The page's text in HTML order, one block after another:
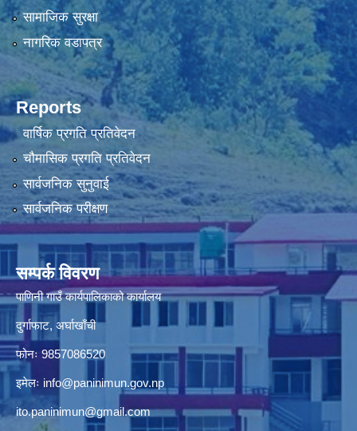
सामाजिक सुरक्षा
नागरिक वडापत्र
Reports
वार्षिक प्रगति प्रतिवेदन
चौमासिक प्रगति प्रतिवेदन
सार्वजनिक सुनुवाई
सार्वजनिक परीक्षण
सम्पर्क विवरण
पाणिनी गाउँ कार्यपालिकाको कार्यालय
दुर्गाफाट, अर्घाखाँची
फोनः 9857086520
इमेलः info@paninimun.gov.np
ito.paninimun@gmail.com